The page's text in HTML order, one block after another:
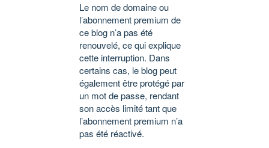
Le nom de domaine ou
l’abonnement premium de
ce blog n’a pas été
renouvelé, ce qui explique
cette interruption. Dans
certains cas, le blog peut
également être protégé par
un mot de passe, rendant
son accès limité tant que
l’abonnement premium n’a
pas été réactivé.